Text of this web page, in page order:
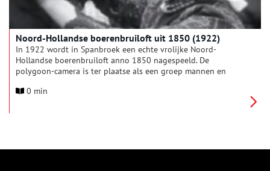
Noord-Hollandse boerenbruiloft uit 1850 (1922)
In 1922 wordt in Spanbroek een echte vrolijke Noord-
Hollandse boerenbruiloft anno 1850 nagespeeld. De
polygoon-camera is ter plaatse als een groep mannen en
hoofddeksels, langsloopt. We zien de vrouwen met
0 min